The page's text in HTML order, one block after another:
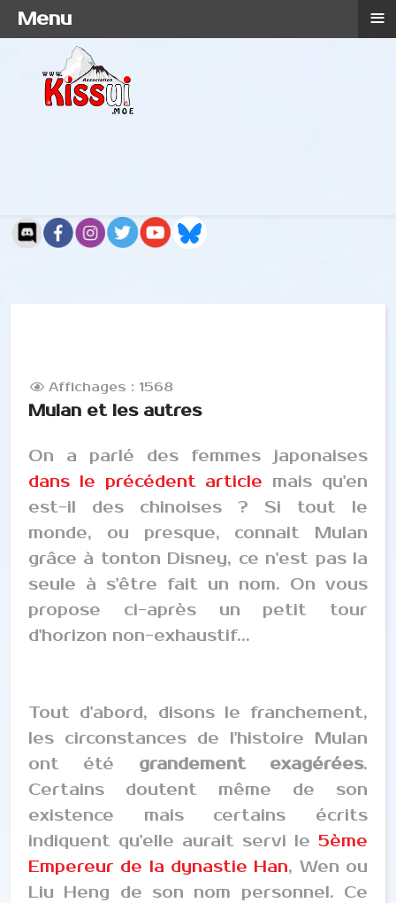
Affichages : 1568
Mulan et les autres
On a parlé des femmes japonaises
dans le précédent article mais qu'en
est-il des chinoises ? Si tout le
monde, ou presque, connait Mulan
grâce à tonton Disney, ce n'est pas la
seule à s'être fait un nom. On vous
propose ci-après un petit tour
d'horizon non-exhaustif...
Tout d'abord, disons le franchement,
les circonstances de l'histoire Mulan
ont été grandement exagérées.
Certains doutent même de son
existence mais certains écrits
indiquent qu'elle aurait servi le 5ème
Empereur de la dynastie Han, Wen ou
Liu Heng de son nom personnel. Ce
Menu ≡